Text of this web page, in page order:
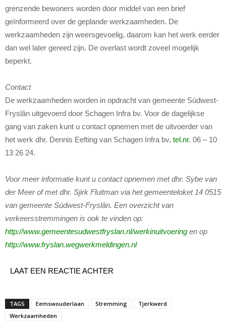
grenzende bewoners worden door middel van een brief
geïnformeerd over de geplande werkzaamheden. De
werkzaamheden zijn weersgevoelig, daarom kan het werk eerder
dan wel later gereed zijn. De overlast wordt zoveel mogelijk
beperkt.
Contact
De werkzaamheden worden in opdracht van gemeente Súdwest-
Fryslân uitgevoerd door Schagen Infra bv. Voor de dagelijkse
gang van zaken kunt u contact opnemen met de uitvoerder van
het werk dhr. Dennis Eefting van Schagen Infra bv, tel.nr. 06 – 10
13 26 24.
Voor meer informatie kunt u contact opnemen met dhr. Sybe van
der Meer of met dhr. Sjirk Fluitman via het gemeenteloket 14 0515
van gemeente Súdwest-Fryslân. Een overzicht van
verkeersstremmingen is ook te vinden op:
http://www.gemeentesudwestfryslan.nl/werkinuitvoering en op
http://www.fryslan.wegwerkmeldingen.nl
LAAT EEN REACTIE ACHTER
TAGS Eemswouderlaan Stremming
Tjerkwerd
Werkzaamheden